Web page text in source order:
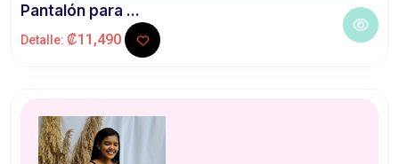
Pantalón para ...
Detalle: ₡11,490